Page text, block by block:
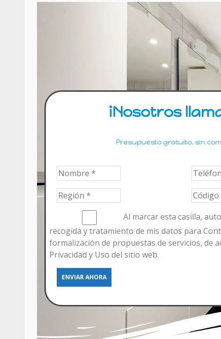
¡Nosotros
Presupuesto gratuito, sin
Al marcar esta casilla,
recogida y tratamiento de mis datos para
formalización de propuestas de servicios, de
Privacidad y Uso del sitio web.